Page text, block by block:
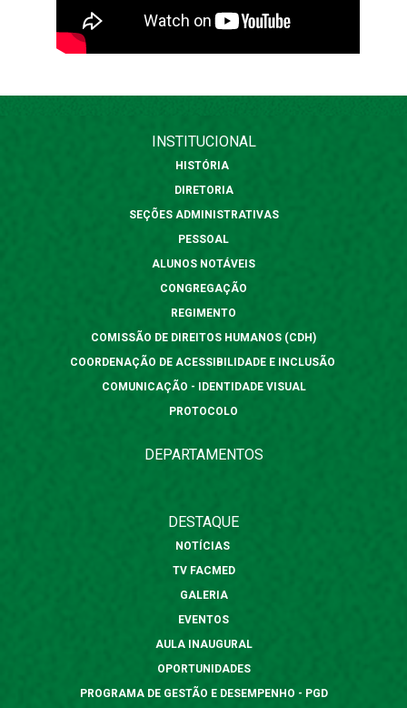
INSTITUCIONAL
HISTÓRIA
DIRETORIA
SEÇÕES ADMINISTRATIVAS
PESSOAL
ALUNOS NOTÁVEIS
CONGREGAÇÃO
REGIMENTO
COMISSÃO DE DIREITOS HUMANOS (CDH)
COORDENAÇÃO DE ACESSIBILIDADE E INCLUSÃO
COMUNICAÇÃO - IDENTIDADE VISUAL
PROTOCOLO
DEPARTAMENTOS
DESTAQUE
NOTÍCIAS
TV FACMED
GALERIA
EVENTOS
AULA INAUGURAL
OPORTUNIDADES
PROGRAMA DE GESTÃO E DESEMPENHO - PGD